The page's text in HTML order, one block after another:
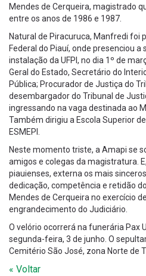
Mendes de Cerqueira, magistrado
entre os anos de 1986 e 1987.
Natural de Piracuruca, Manfredi foi
Federal do Piauí, onde presenciou a
instalação da UFPI, no dia 1º de
Geral do Estado, Secretário do
Pública; Procurador de Justiça do
desembargador do Tribunal de
ingressando na vaga destinada ao
Também dirigiu a Escola Superior
ESMEPI.
Neste momento triste, a Amapi se
amigos e colegas da magistratura.
piauienses, externa os mais
dedicação, competência e retidão
Mendes de Cerqueira no exercício
engrandecimento do Judiciário.
O velório ocorrerá na funerária Pax
segunda-feira, 3 de junho. O
Cemitério São José, zona Norte de
« Voltar